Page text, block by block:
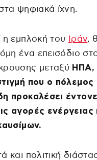
ψηφιακά ίχνη.
η εμπλοκή του Ιράν,
ένα επεισόδιο
μεταξύ ΗΠΑ,
που ο
προκαλέσει
αγορές ενέργειας
και πολιτική